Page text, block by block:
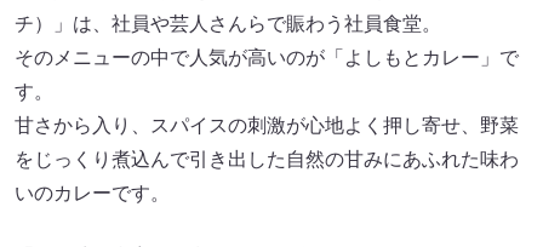
チ）」は、社員や芸人さんらで賑わう社員食堂。
そのメニューの中で人気が高いのが「よしもとカレー」で
す。
甘さから入り、スパイスの刺激が心地よく押し寄せ、野菜
をじっくり煮込んで引き出した自然の甘みにあふれた味わ
いのカレーです。